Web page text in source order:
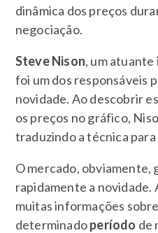
dinâmica dos preços
negociação.
Steve Nison, um
foi um dos responsáveis
novidade. Ao descobrir
os preços no gráfico,
traduzindo a técnica
O mercado, obviamente,
rapidamente a novidade.
muitas informações
determinadoperíodo de